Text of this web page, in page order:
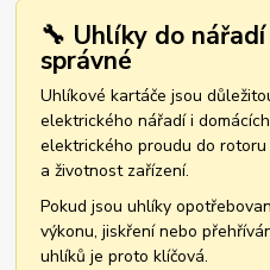
🔧 Uhlíky do
správné
Uhlíkové kartáče jsou
elektrického nářadí i
elektrického proudu do
a životnost zařízení.
Pokud jsou uhlíky
výkonu, jiskření nebo
uhlíků je proto klíčová.